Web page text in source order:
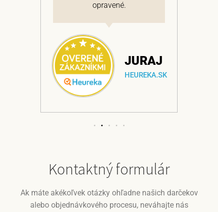
opravené.
JURAJ
HEUREKA.SK
Kontaktný formulár
Ak máte akékoľvek otázky ohľadne našich darčekov
alebo objednávkového procesu, neváhajte nás